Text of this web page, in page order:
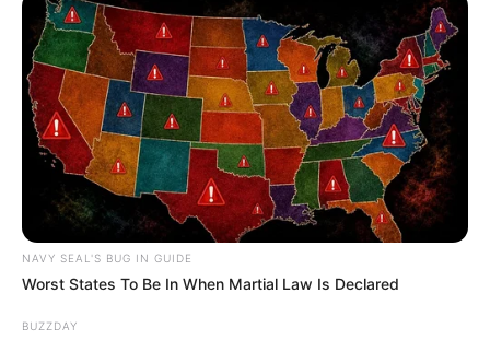
56 Comentários
Carla Lopes há 13 anos
PARABÉNS!!!!!!!!!!!!!!!!!!!!!!
Maravilhosos os premiados!!!!!!!!!!!!!
NAVY SEAL'S BUG IN GUIDE
Worst States To Be In When Martial Law Is Declared
BUZZDAY